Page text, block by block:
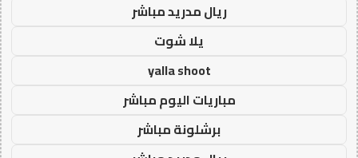
ريال مدريد مباشر
يلا شوت
yalla shoot
مباريات اليوم مباشر
برشلونة مباشر